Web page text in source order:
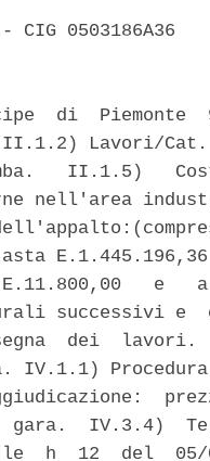
CIG 0503186A36
di  Piemonte
II.1.2) Lavori/
II.1.5)
nell'area
e
successivi e
dei  lavori.
gara.  IV.3.4)
h  12  del  05/